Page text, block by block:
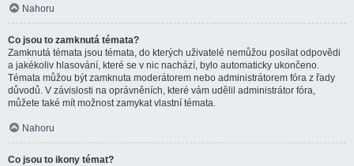
Nahoru
Co jsou to zamknutá témata?
Zamknutá témata jsou témata, do kterých uživatelé nemůžou posílat odpovědi
a jakékoliv hlasování, které se v nic nachází, bylo automaticky ukončeno.
Témata můžou být zamknuta moderátorem nebo administrátorem fóra z řady
důvodů. V závislosti na oprávněních, které vám udělil administrátor fóra,
můžete také mít možnost zamykat vlastní témata.
Nahoru
Co jsou to ikony témat?